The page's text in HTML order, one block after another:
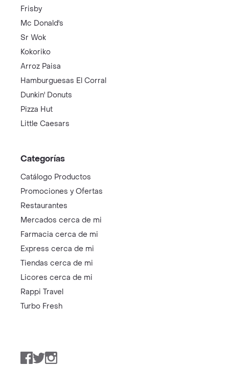
Frisby
Mc Donald's
Sr Wok
Kokoriko
Arroz Paisa
Hamburguesas El Corral
Dunkin' Donuts
Pizza Hut
Little Caesars
Categorías
Catálogo Productos
Promociones y Ofertas
Restaurantes
Mercados cerca de mi
Farmacia cerca de mi
Express cerca de mi
Tiendas cerca de mi
Licores cerca de mi
Rappi Travel
Turbo Fresh
Facebook
TwitterInstagram